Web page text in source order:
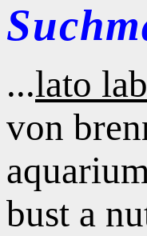
...lato
von
bust a